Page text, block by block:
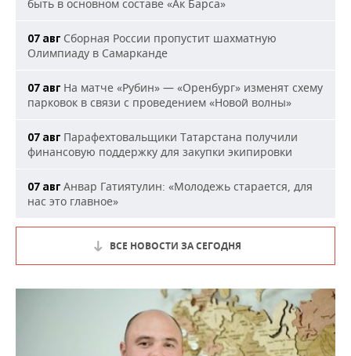
быть в основном составе «Ак Барса»
07 авг Сборная России пропустит шахматную
Олимпиаду в Самарканде
07 авг На матче «Рубин» — «Оренбург» изменят схему
парковок в связи с проведением «Новой волны»
07 авг Парафехтовальщики Татарстана получили
финансовую поддержку для закупки экипировки
07 авг Анвар Гатиятулин: «Молодежь старается, для
нас это главное»
ВСЕ НОВОСТИ ЗА СЕГОДНЯ